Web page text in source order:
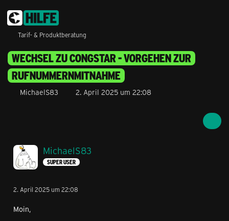
Tarif- & Produktberatung
WECHSEL ZU CONGSTAR - VORGEHEN ZUR
RUFNUMMERNMITNAHME
MichaelS83 2. April 2025 um 22:08
MichaelS83
SUPER USER
2. April 2025 um 22:08
Moin,